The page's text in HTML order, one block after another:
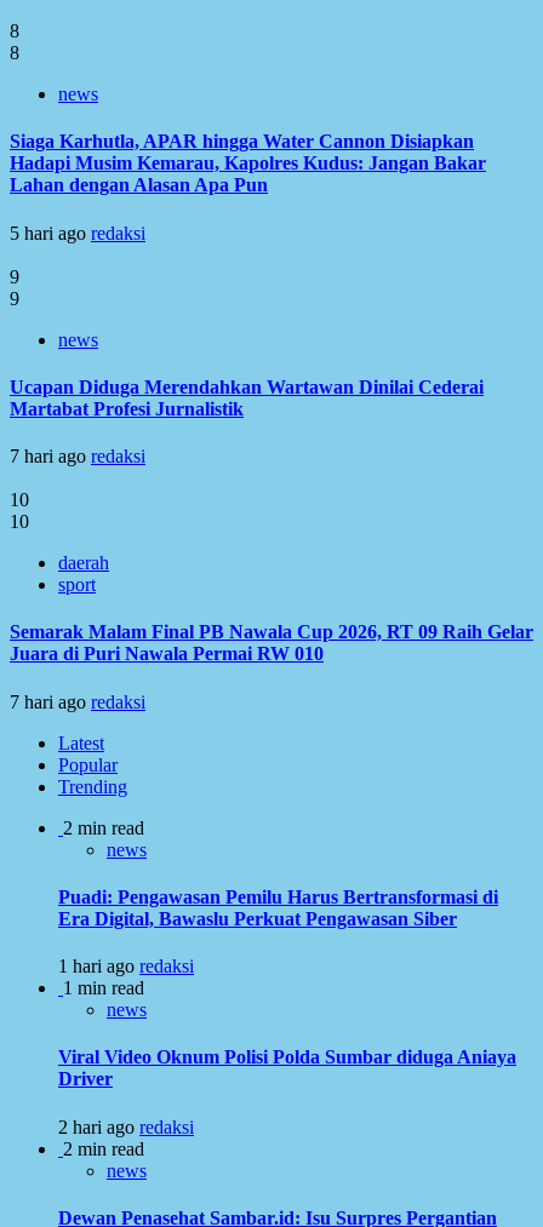
8
8
news
Siaga Karhutla, APAR hingga Water Cannon Disiapkan
Hadapi Musim Kemarau, Kapolres Kudus: Jangan Bakar
Lahan dengan Alasan Apa Pun
5 hari ago redaksi
9
9
news
Ucapan Diduga Merendahkan Wartawan Dinilai Cederai
Martabat Profesi Jurnalistik
7 hari ago redaksi
10
10
daerah
sport
Semarak Malam Final PB Nawala Cup 2026, RT 09 Raih Gelar
Juara di Puri Nawala Permai RW 010
7 hari ago redaksi
Latest
Popular
Trending
2 min read
news
Puadi: Pengawasan Pemilu Harus Bertransformasi di
Era Digital, Bawaslu Perkuat Pengawasan Siber
1 hari ago redaksi
1 min read
news
Viral Video Oknum Polisi Polda Sumbar diduga Aniaya
Driver
2 hari ago redaksi
2 min read
news
Dewan Penasehat Sambar.id: Isu Surpres Pergantian